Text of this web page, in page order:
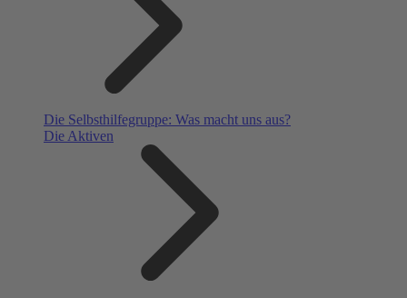
Die Selbsthilfegruppe: Was macht uns aus?
Die Aktiven